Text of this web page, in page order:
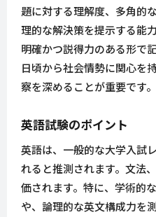
題に対する理解度、多角的
理的な解決策を提示する能
明確かつ説得力のある形で
日頃から社会情勢に関心を
察を深めることが重要です。
英語試験のポイント
英語は、一般的な大学入試
れると推測されます。文法
価されます。特に、学術的
や、論理的な英文構成力を